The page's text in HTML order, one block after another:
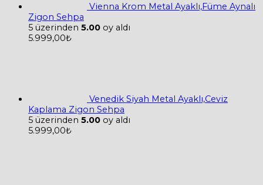
Vienna Krom Metal Ayaklı,Füme Aynalı
Zigon Sehpa
5 üzerinden 5.00 oy aldı
5.999,00₺
Venedik Siyah Metal Ayaklı,Ceviz
Kaplama Zigon Sehpa
5 üzerinden 5.00 oy aldı
5.999,00₺